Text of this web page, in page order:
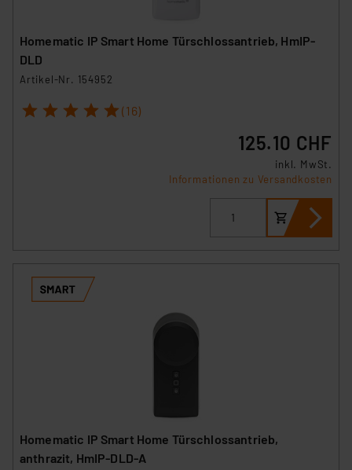
Homematic IP Smart Home Türschlossantrieb, HmIP-
DLD
Artikel-Nr. 154952
1 2 3 4 5 (16)
125.10 CHF
inkl. MwSt.
Informationen zu Versandkosten
Homematic IP Smart Home Türschlossantrieb,
anthrazit, HmIP-DLD-A